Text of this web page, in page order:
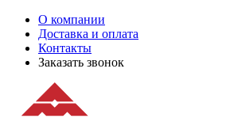
О компании
Доставка и оплата
Контакты
Заказать звонок